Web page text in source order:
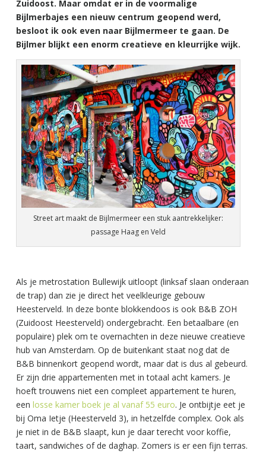
Zuidoost. Maar omdat er in de voormalige
Bijlmerbajes een nieuw centrum geopend werd,
besloot ik ook even naar Bijlmermeer te gaan. De
Bijlmer blijkt een enorm creatieve en kleurrijke wijk.
Street art maakt de Bijlmermeer een stuk aantrekkelijker:
passage Haag en Veld
Als je metrostation Bullewijk uitloopt (linksaf slaan onderaan
de trap) dan zie je direct het veelkleurige gebouw
Heesterveld. In deze bonte blokkendoos is ook B&B ZOH
(Zuidoost Heesterveld) ondergebracht. Een betaalbare (en
populaire) plek om te overnachten in deze nieuwe creatieve
hub van Amsterdam. Op de buitenkant staat nog dat de
B&B binnenkort geopend wordt, maar dat is dus al gebeurd.
Er zijn drie appartementen met in totaal acht kamers. Je
hoeft trouwens niet een compleet appartement te huren,
een losse kamer boek je al vanaf 55 euro. Je ontbijtje eet je
bij Oma Ietje (Heesterveld 3), in hetzelfde complex. Ook als
je niet in de B&B slaapt, kun je daar terecht voor koffie,
taart, sandwiches of de daghap. Zomers is er een fijn terras.